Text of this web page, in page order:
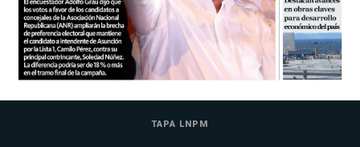
TAPA LNPM